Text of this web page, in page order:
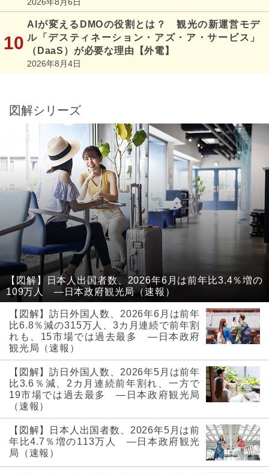
AIが変えるDMOの役割とは？ 観光の新運営モデ
ル「デスティネーション・アズ・ア・サービス」
（DaaS）が必要な理由【外電】
2026年8月4日
図解シリーズ
【図解】日本人出国者数、2026年6月は前年比3.4％増の
109万人 ―日本政府観光局（速報）
【図解】訪日外国人数、2026年6月は前年
比6.8％減の315万人、3カ月連続で前年割
れも、15市場では過去最多 ―日本政府
観光局（速報）
【図解】訪日外国人数、2026年5月は前年
比3.6％減、2カ月連続前年割れ、一方で
19市場では過去最多 ―日本政府観光局
（速報）
【図解】日本人出国者数、2026年5月は前
年比4.7％増の113万人 ―日本政府観光
局（速報）